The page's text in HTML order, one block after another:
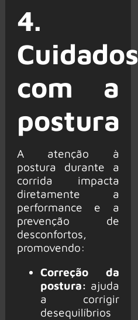
4.
Cuidados
com a
postura
A atenção à
postura durante a
corrida impacta
diretamente a
performance e a
prevenção de
desconfortos,
promovendo:
Correção da
postura: ajuda
a corrigir
desequilíbrios